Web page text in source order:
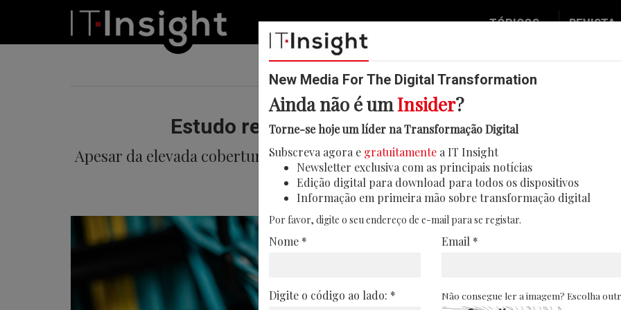
TÓPICOS
Digital
IT Strategy
Operação
Podcast
REVISTA
Estudo revela desafios na estabilidade da
Apesar da elevada cobertura de fibra, 23% dos utilizadores portugueses com
a enfrentar atrasos e interrupções semanais na
15/06/2026
New Media For The Digital Transformation
Ainda não é umInsider?
Torne-se hoje um líder na Transformação Digital
Subscreva agora e gratuitamente a IT Insight
Newsletter exclusiva com as principais notícias
Edição digital para download para todos os dispositivos
Informação em primeira mão sobre transformação digital
Por favor, digite o seu endereço de e-mail para se registar.
Nome * Email *
Digite o código ao lado: * Não consegue ler a imagem? Escolha